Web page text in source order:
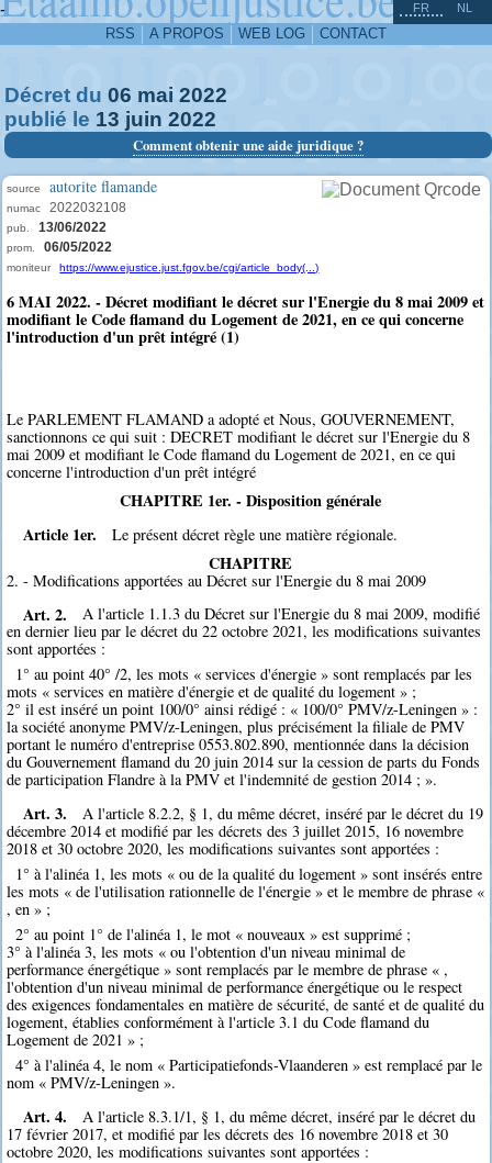
-
RSS A PROPOS WEB LOG CONTACT
FR NL
Décret du 06 mai 2022
publié le 13 juin 2022
Comment obtenir une aide juridique ?
source autorite flamande
numac 2022032108
pub. 13/06/2022
prom. 06/05/2022
moniteur https://www.ejustice.just.fgov.be/cgi/article_body(...)
6 MAI 2022. - Décret modifiant le décret sur l'Energie du 8 mai 2009 et
modifiant le Code flamand du Logement de 2021, en ce qui concerne
l'introduction d'un prêt intégré (1)
Le PARLEMENT FLAMAND a adopté et Nous, GOUVERNEMENT,
sanctionnons ce qui suit : DECRET modifiant le décret sur l'Energie du 8
mai 2009 et modifiant le Code flamand du Logement de 2021, en ce qui
concerne l'introduction d'un prêt intégré
CHAPITRE 1er. - Disposition générale
Article 1er.
Le présent décret règle une matière régionale.
CHAPITRE
2. - Modifications apportées au Décret sur l'Energie du 8 mai 2009
Art. 2.
A l'article 1.1.3 du Décret sur l'Energie du 8 mai 2009, modifié
en dernier lieu par le décret du 22 octobre 2021, les modifications suivantes
sont apportées :
1° au point 40° /2, les mots « services d'énergie » sont remplacés par les
mots « services en matière d'énergie et de qualité du logement » ;
2° il est inséré un point 100/0° ainsi rédigé : « 100/0° PMV/z-Leningen » :
la société anonyme PMV/z-Leningen, plus précisément la filiale de PMV
portant le numéro d'entreprise 0553.802.890, mentionnée dans la décision
du Gouvernement flamand du 20 juin 2014 sur la cession de parts du Fonds
de participation Flandre à la PMV et l'indemnité de gestion 2014 ; ».
Art. 3.
A l'article 8.2.2, § 1, du même décret, inséré par le décret du 19
décembre 2014 et modifié par les décrets des 3 juillet 2015, 16 novembre
2018 et 30 octobre 2020, les modifications suivantes sont apportées :
1° à l'alinéa 1, les mots « ou de la qualité du logement » sont insérés entre
les mots « de l'utilisation rationnelle de l'énergie » et le membre de phrase «
, en » ;
2° au point 1° de l'alinéa 1, le mot « nouveaux » est supprimé ;
3° à l'alinéa 3, les mots « ou l'obtention d'un niveau minimal de
performance énergétique » sont remplacés par le membre de phrase « ,
l'obtention d'un niveau minimal de performance énergétique ou le respect
des exigences fondamentales en matière de sécurité, de santé et de qualité du
logement, établies conformément à l'article 3.1 du Code flamand du
Logement de 2021 » ;
4° à l'alinéa 4, le nom « Participatiefonds-Vlaanderen » est remplacé par le
nom « PMV/z-Leningen ».
Art. 4.
A l'article 8.3.1/1, § 1, du même décret, inséré par le décret du
17 février 2017, et modifié par les décrets des 16 novembre 2018 et 30
octobre 2020, les modifications suivantes sont apportées :
^